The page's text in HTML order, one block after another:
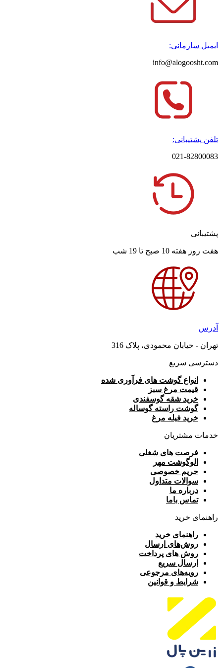
ایمیل سازمانی:
info@alogoosht.com
تلفن پشتیبانی:
021-82800083
پشتیبانی
هفت روز هفته 10 صبح تا 19 شب
آدرس
تهران - خیابان محمودی، پلاک 316
دسترسی سریع
انواع گوشت های فرآوری شده
قیمت مرغ سبز
خرید شقه گوسفندی
گوشت راسته گوساله
خرید فیله مرغ
خدمات مشتریان
فرصت های شغلی
الوگوشت مهر
حریم خصوصی
سوالات متداول
درباره ما
تماس باما
راهنمای خرید
راهنمای خرید
روش‌های ارسال
روش های پرداخت
ارسال سریع
رویه‌های مرجوعی
شرایط و قوانین